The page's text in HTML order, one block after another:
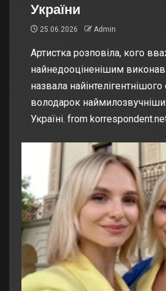
України
25.06.2026 Admin
Артистка розповіла, кого
найнедооціненішим
назвала найінтелігентнішого
володарок
Україні. from